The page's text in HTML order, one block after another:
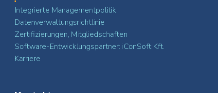
Integrierte Managementpolitik
Datenverwaltungsrichtlinie
Zertifizierungen, Mitgliedschaften
Software-Entwicklungspartner: iConSoft Kft.
Karriere